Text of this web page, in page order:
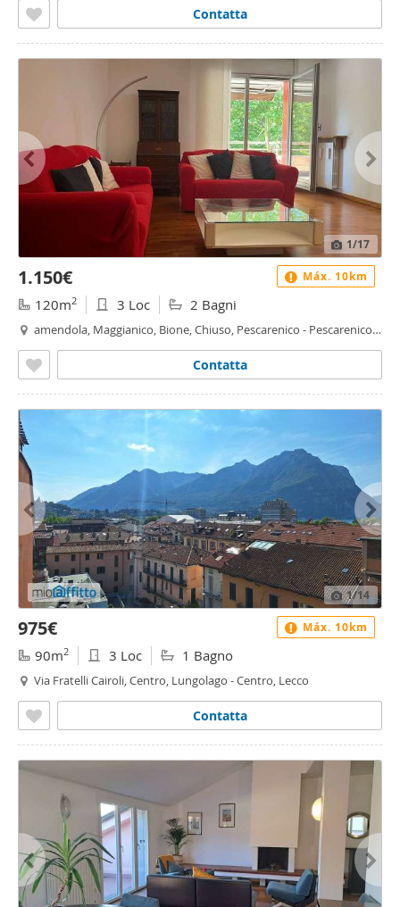
Contatta
1/17
1.150€
120m2 3 Loc 2 Bagni
amendola, Maggianico, Bione, Chiuso, Pescarenico - Pescarenico,
Contatta
Máx. 10km
1/14
975€
90m2 3 Loc 1 Bagno
Via Fratelli Cairoli, Centro, Lungolago - Centro, Lecco
Contatta
Máx. 10km